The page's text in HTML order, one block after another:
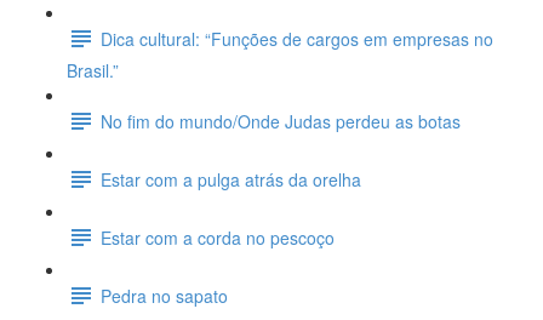
Dica cultural: “Funções de cargos em empresas no
Brasil.”
No fim do mundo/Onde Judas perdeu as botas
Estar com a pulga atrás da orelha
Estar com a corda no pescoço
Pedra no sapato